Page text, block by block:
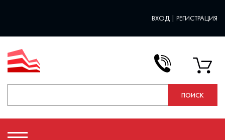
ВХОД | РЕГИСТРАЦИЯ